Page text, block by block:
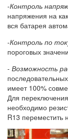
-Контроль
напряжения на
вся батарея
-Контроль по
пороговых
- Возможность
имеет 100%
Для
необходимо
R13 переместить